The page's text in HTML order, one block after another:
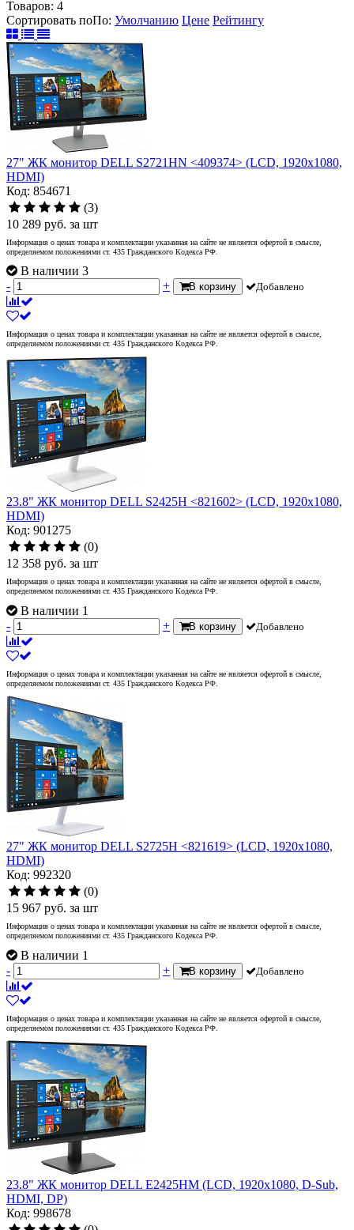
Товаров: 4
Сортировать поПо: Умолчанию Цене Рейтингу
27" ЖК монитор DELL S2721HN <409374> (LCD, 1920x1080,
HDMI)
Код: 854671
(3)
10 289 руб. за шт
Информация о ценах товара и комплектации указанная на сайте не является офертой в смысле,
определяемом положениями ст. 435 Гражданского Кодекса РФ.
В наличии 3
-
+ В корзину Добавлено
Информация о ценах товара и комплектации указанная на сайте не является офертой в смысле,
определяемом положениями ст. 435 Гражданского Кодекса РФ.
23.8" ЖК монитор DELL S2425H <821602> (LCD, 1920x1080,
HDMI)
Код: 901275
(0)
12 358 руб. за шт
Информация о ценах товара и комплектации указанная на сайте не является офертой в смысле,
определяемом положениями ст. 435 Гражданского Кодекса РФ.
В наличии 1
-
+ В корзину Добавлено
Информация о ценах товара и комплектации указанная на сайте не является офертой в смысле,
определяемом положениями ст. 435 Гражданского Кодекса РФ.
27" ЖК монитор DELL S2725H <821619> (LCD, 1920x1080,
HDMI)
Код: 992320
(0)
15 967 руб. за шт
Информация о ценах товара и комплектации указанная на сайте не является офертой в смысле,
определяемом положениями ст. 435 Гражданского Кодекса РФ.
В наличии 1
-
+ В корзину Добавлено
Информация о ценах товара и комплектации указанная на сайте не является офертой в смысле,
определяемом положениями ст. 435 Гражданского Кодекса РФ.
23.8" ЖК монитор DELL E2425HM (LCD, 1920x1080, D-Sub,
HDMI, DP)
Код: 998678